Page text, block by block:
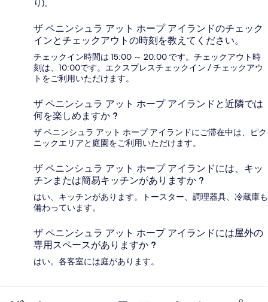
り)。
ザ ペニンシュラ アット ホープ アイランドのチェック
インとチェックアウトの時刻を教えてください。
チェックイン時間は 15:00 ～ 20:00 です。チェックアウト時
刻は、10:00です。エクスプレスチェックイン / チェックアウ
トをご利用いただけます。
ザ ペニンシュラ アット ホープ アイランドと近隣では
何を楽しめますか ?
ザ ペニンシュラ アット ホープ アイランドにご滞在中は、ピク
ニックエリアと庭園をご利用いただけます。
ザ ペニンシュラ アット ホープ アイランドには、キッ
チンまたは簡易キッチンがありますか ?
はい、キッチンがあります。トースター、調理器具、冷蔵庫も
備わっています。
ザ ペニンシュラ アット ホープ アイランドには屋外の
専用スペースがありますか ?
はい。各客室には庭があります。